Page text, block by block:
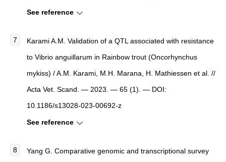
See reference
Karami A.M. Validation of a QTL associated with resistance
to Vibrio anguillarum in Rainbow trout (Oncorhynchus
mykiss) / A.M. Karami, M.H. Marana, H. Mathiessen et al. //
Acta Vet. Scand. — 2023. — 65 (1). — DOI:
10.1186/s13028-023-00692-z
See reference
Yang G. Comparative genomic and transcriptional survey